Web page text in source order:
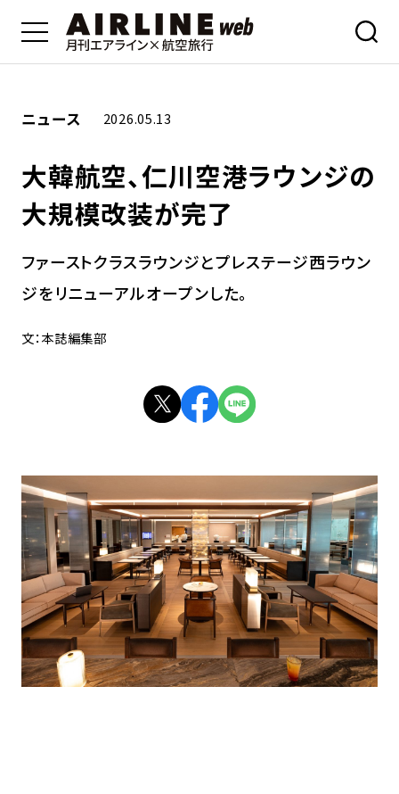
ニュース 2026.05.13
大韓航空、仁川空港ラウンジの
大規模改装が完了
ファーストクラスラウンジとプレステージ西ラウン
ジをリニューアルオープンした。
文：本誌編集部